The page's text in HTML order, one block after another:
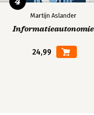
Martijn Aslander
Informatieautonomie
24,99